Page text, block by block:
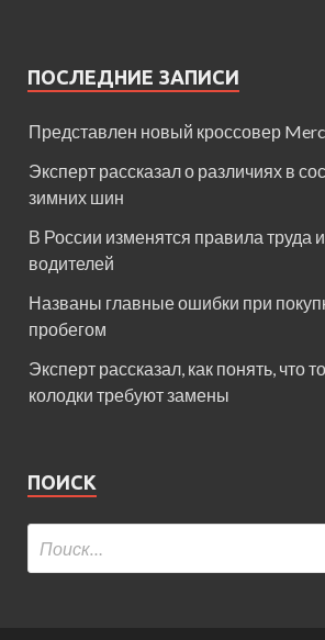
ПОСЛЕДНИЕ ЗАПИСИ
Представлен новый кроссовер
Эксперт рассказал о различиях в
зимних шин
В России изменятся правила труда
водителей
Названы главные ошибки при
пробегом
Эксперт рассказал, как понять, что
колодки требуют замены
ПОИСК